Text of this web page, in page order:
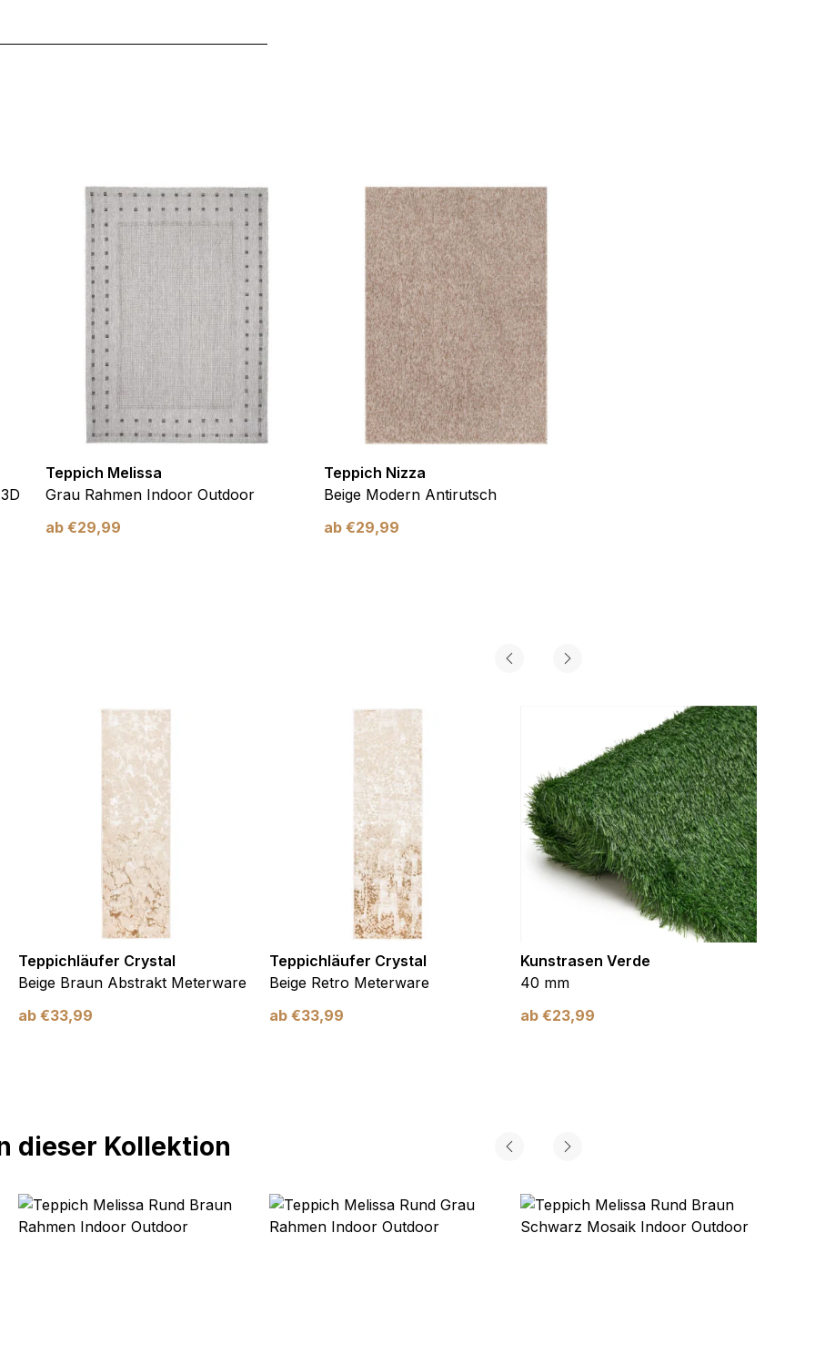
Teppich Melissa
Grau Rahmen Indoor Outdoor
ab €29,99
Teppich Nizza
Beige Modern Antirutsch
ab €29,99
Teppichläufer Crystal
Beige Braun Abstrakt Meterware
ab €33,99
Teppichläufer Crystal
Beige Retro Meterware
ab €33,99
Kunstrasen Verde
40 mm
ab €23,99
dieser Kollektion
sammeln und melden.
um Benutzer über Websites hinweg zu verfolgen. Das Ziel ist es, Anzeigen
Benutzer relevant und ansprechend sind und somit wertvoller für Herausgeber und
sind solche, die analysiert werden und noch keiner Kategorie zugeordnet wurden.